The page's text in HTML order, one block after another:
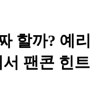
할까? 예리
서 팬콘 힌트